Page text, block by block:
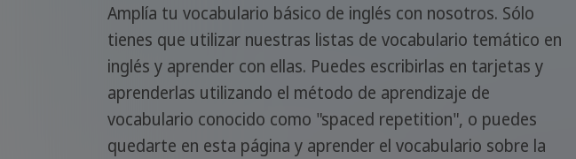
Amplía tu vocabulario básico de inglés con nosotros. Sólo
tienes que utilizar nuestras listas de vocabulario temático en
inglés y aprender con ellas. Puedes escribirlas en tarjetas y
aprenderlas utilizando el método de aprendizaje de
vocabulario conocido como "spaced repetition", o puedes
quedarte en esta página y aprender el vocabulario sobre la